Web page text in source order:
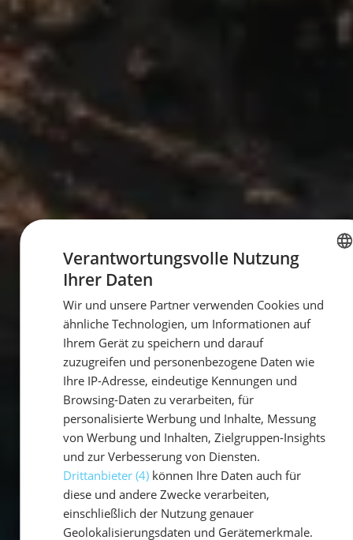
GERMAN
Verantwortungsvolle Nutzung
Ihrer Daten
Wir und unsere Partner verwenden Cookies und
ähnliche Technologien, um Informationen auf
Ihrem Gerät zu speichern und darauf
zuzugreifen und personenbezogene Daten wie
Ihre IP-Adresse, eindeutige Kennungen und
Browsing-Daten zu verarbeiten, für
personalisierte Werbung und Inhalte, Messung
von Werbung und Inhalten, Zielgruppen-Insights
und zur Verbesserung von Diensten.
Drittanbieter (4)können Ihre Daten auch für
diese und andere Zwecke verarbeiten,
einschließlich der Nutzung genauer
Geolokalisierungsdaten und Gerätemerkmale.